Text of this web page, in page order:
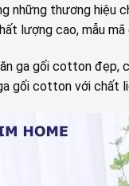
những thương hiệu
lượng cao, mẫu mã
ga gối cotton
gối cotton với chất